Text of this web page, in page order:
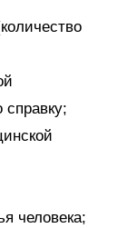
человека;